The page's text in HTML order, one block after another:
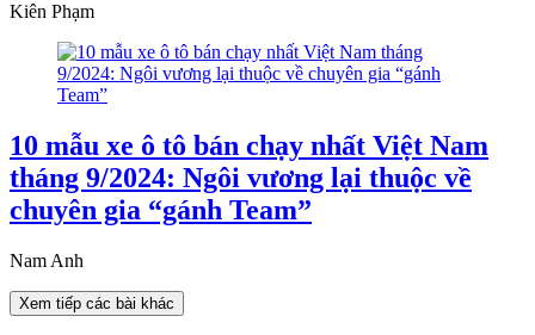
Kiên Phạm
10 mẫu xe ô tô bán chạy nhất Việt Nam
tháng 9/2024: Ngôi vương lại thuộc về
chuyên gia “gánh Team”
Nam Anh
Xem tiếp các bài khác